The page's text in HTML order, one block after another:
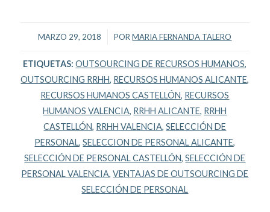
MARZO 29, 2018
/ PORMARIA FERNANDA TALERO
ETIQUETAS: OUTSOURCING DE RECURSOS HUMANOS,
OUTSOURCING RRHH, RECURSOS HUMANOS ALICANTE,
RECURSOS HUMANOS CASTELLÓN, RECURSOS
HUMANOS VALENCIA, RRHH ALICANTE, RRHH
CASTELLÓN, RRHH VALENCIA,SELECCIÓN DE
PERSONAL,SELECCION DE PERSONAL ALICANTE,
SELECCIÓN DE PERSONAL CASTELLÓN,SELECCIÓN DE
PERSONAL VALENCIA,VENTAJAS DE OUTSOURCING DE
SELECCIÓN DE PERSONAL